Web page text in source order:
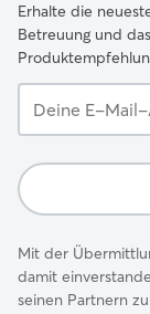
Erhalte die
Betreuung und
E-
Adresse …
Mit der
damit
seinen Partnern